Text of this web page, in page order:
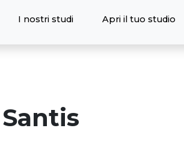
I nostri studi Apri il tuo studio